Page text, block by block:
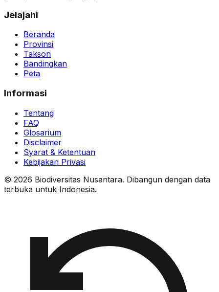
Jelajahi
Beranda
Provinsi
Takson
Bandingkan
Peta
Informasi
Tentang
FAQ
Glosarium
Disclaimer
Syarat & Ketentuan
Kebijakan Privasi
© 2026 Biodiversitas Nusantara. Dibangun dengan data
terbuka untuk Indonesia.